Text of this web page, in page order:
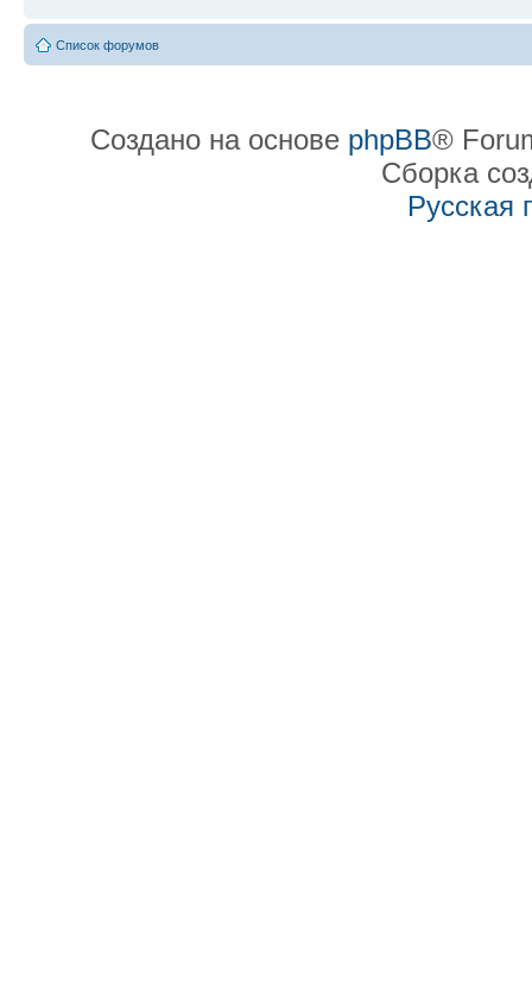
Список форумов
Создано на основе phpBB®
Сборка
Русская